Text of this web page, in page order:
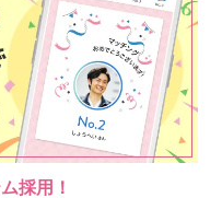
採用！